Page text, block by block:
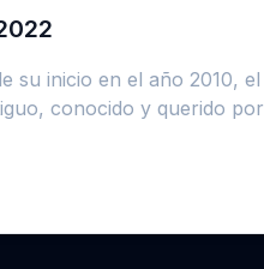
su inicio en el año 2010, el
conocido y querido por